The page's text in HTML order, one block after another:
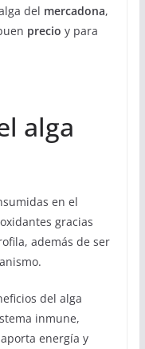
del mercadona,
precio y para
alga
en el
gracias
además de ser
del alga
inmune,
energía y